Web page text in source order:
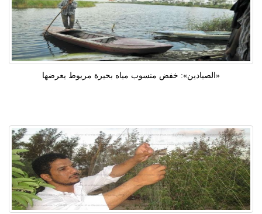
«الصيادين»: خفض منسوب مياه بحيرة مريوط يعرضها